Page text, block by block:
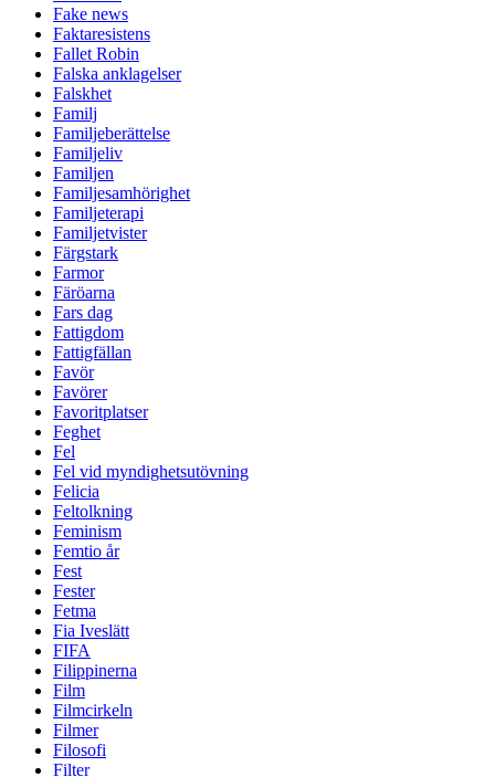
Fake news
Faktaresistens
Fallet Robin
Falska anklagelser
Falskhet
Familj
Familjeberättelse
Familjeliv
Familjen
Familjesamhörighet
Familjeterapi
Familjetvister
Färgstark
Farmor
Färöarna
Fars dag
Fattigdom
Fattigfällan
Favör
Favörer
Favoritplatser
Feghet
Fel
Fel vid myndighetsutövning
Felicia
Feltolkning
Feminism
Femtio år
Fest
Fester
Fetma
Fia Iveslätt
FIFA
Filippinerna
Film
Filmcirkeln
Filmer
Filosofi
Filter